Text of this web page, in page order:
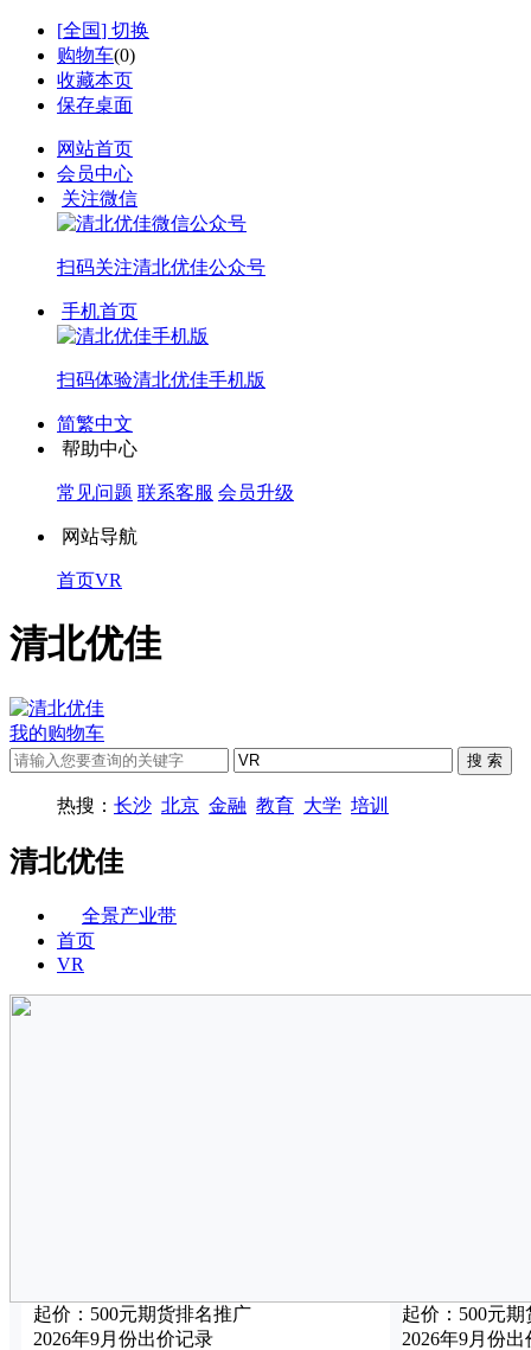
[全国] 切换
购物车(0)
收藏本页
保存桌面
网站首页
会员中心
关注微信
扫码关注清北优佳公众号
手机首页
扫码体验清北优佳手机版
简繁中文
帮助中心
常见问题 联系客服 会员升级
网站导航
首页VR
清北优佳
我的购物车
热搜： 长沙 北京 金融 教育 大学 培训
清北优佳
全景产业带
首页
VR
起价： 500元期货排名推广
2026年9月份出价记录
起价： 500元期
2026年9月份